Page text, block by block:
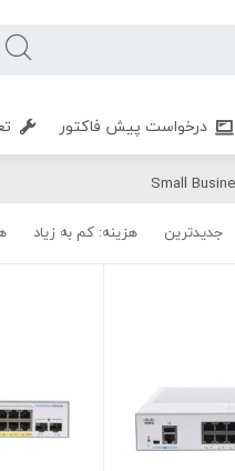
درخواست پیش فاکتور
جدیدترین هزینه: کم به زیاد